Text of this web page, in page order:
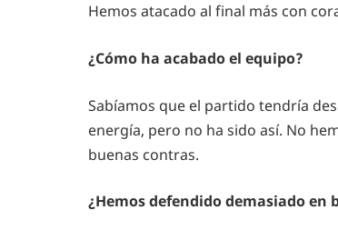
Hemos atacado al final más con
¿Cómo ha acabado el equipo?
Sabíamos que el partido tendría
energía, pero no ha sido así. No
buenas contras.
¿Hemos defendido demasiado en